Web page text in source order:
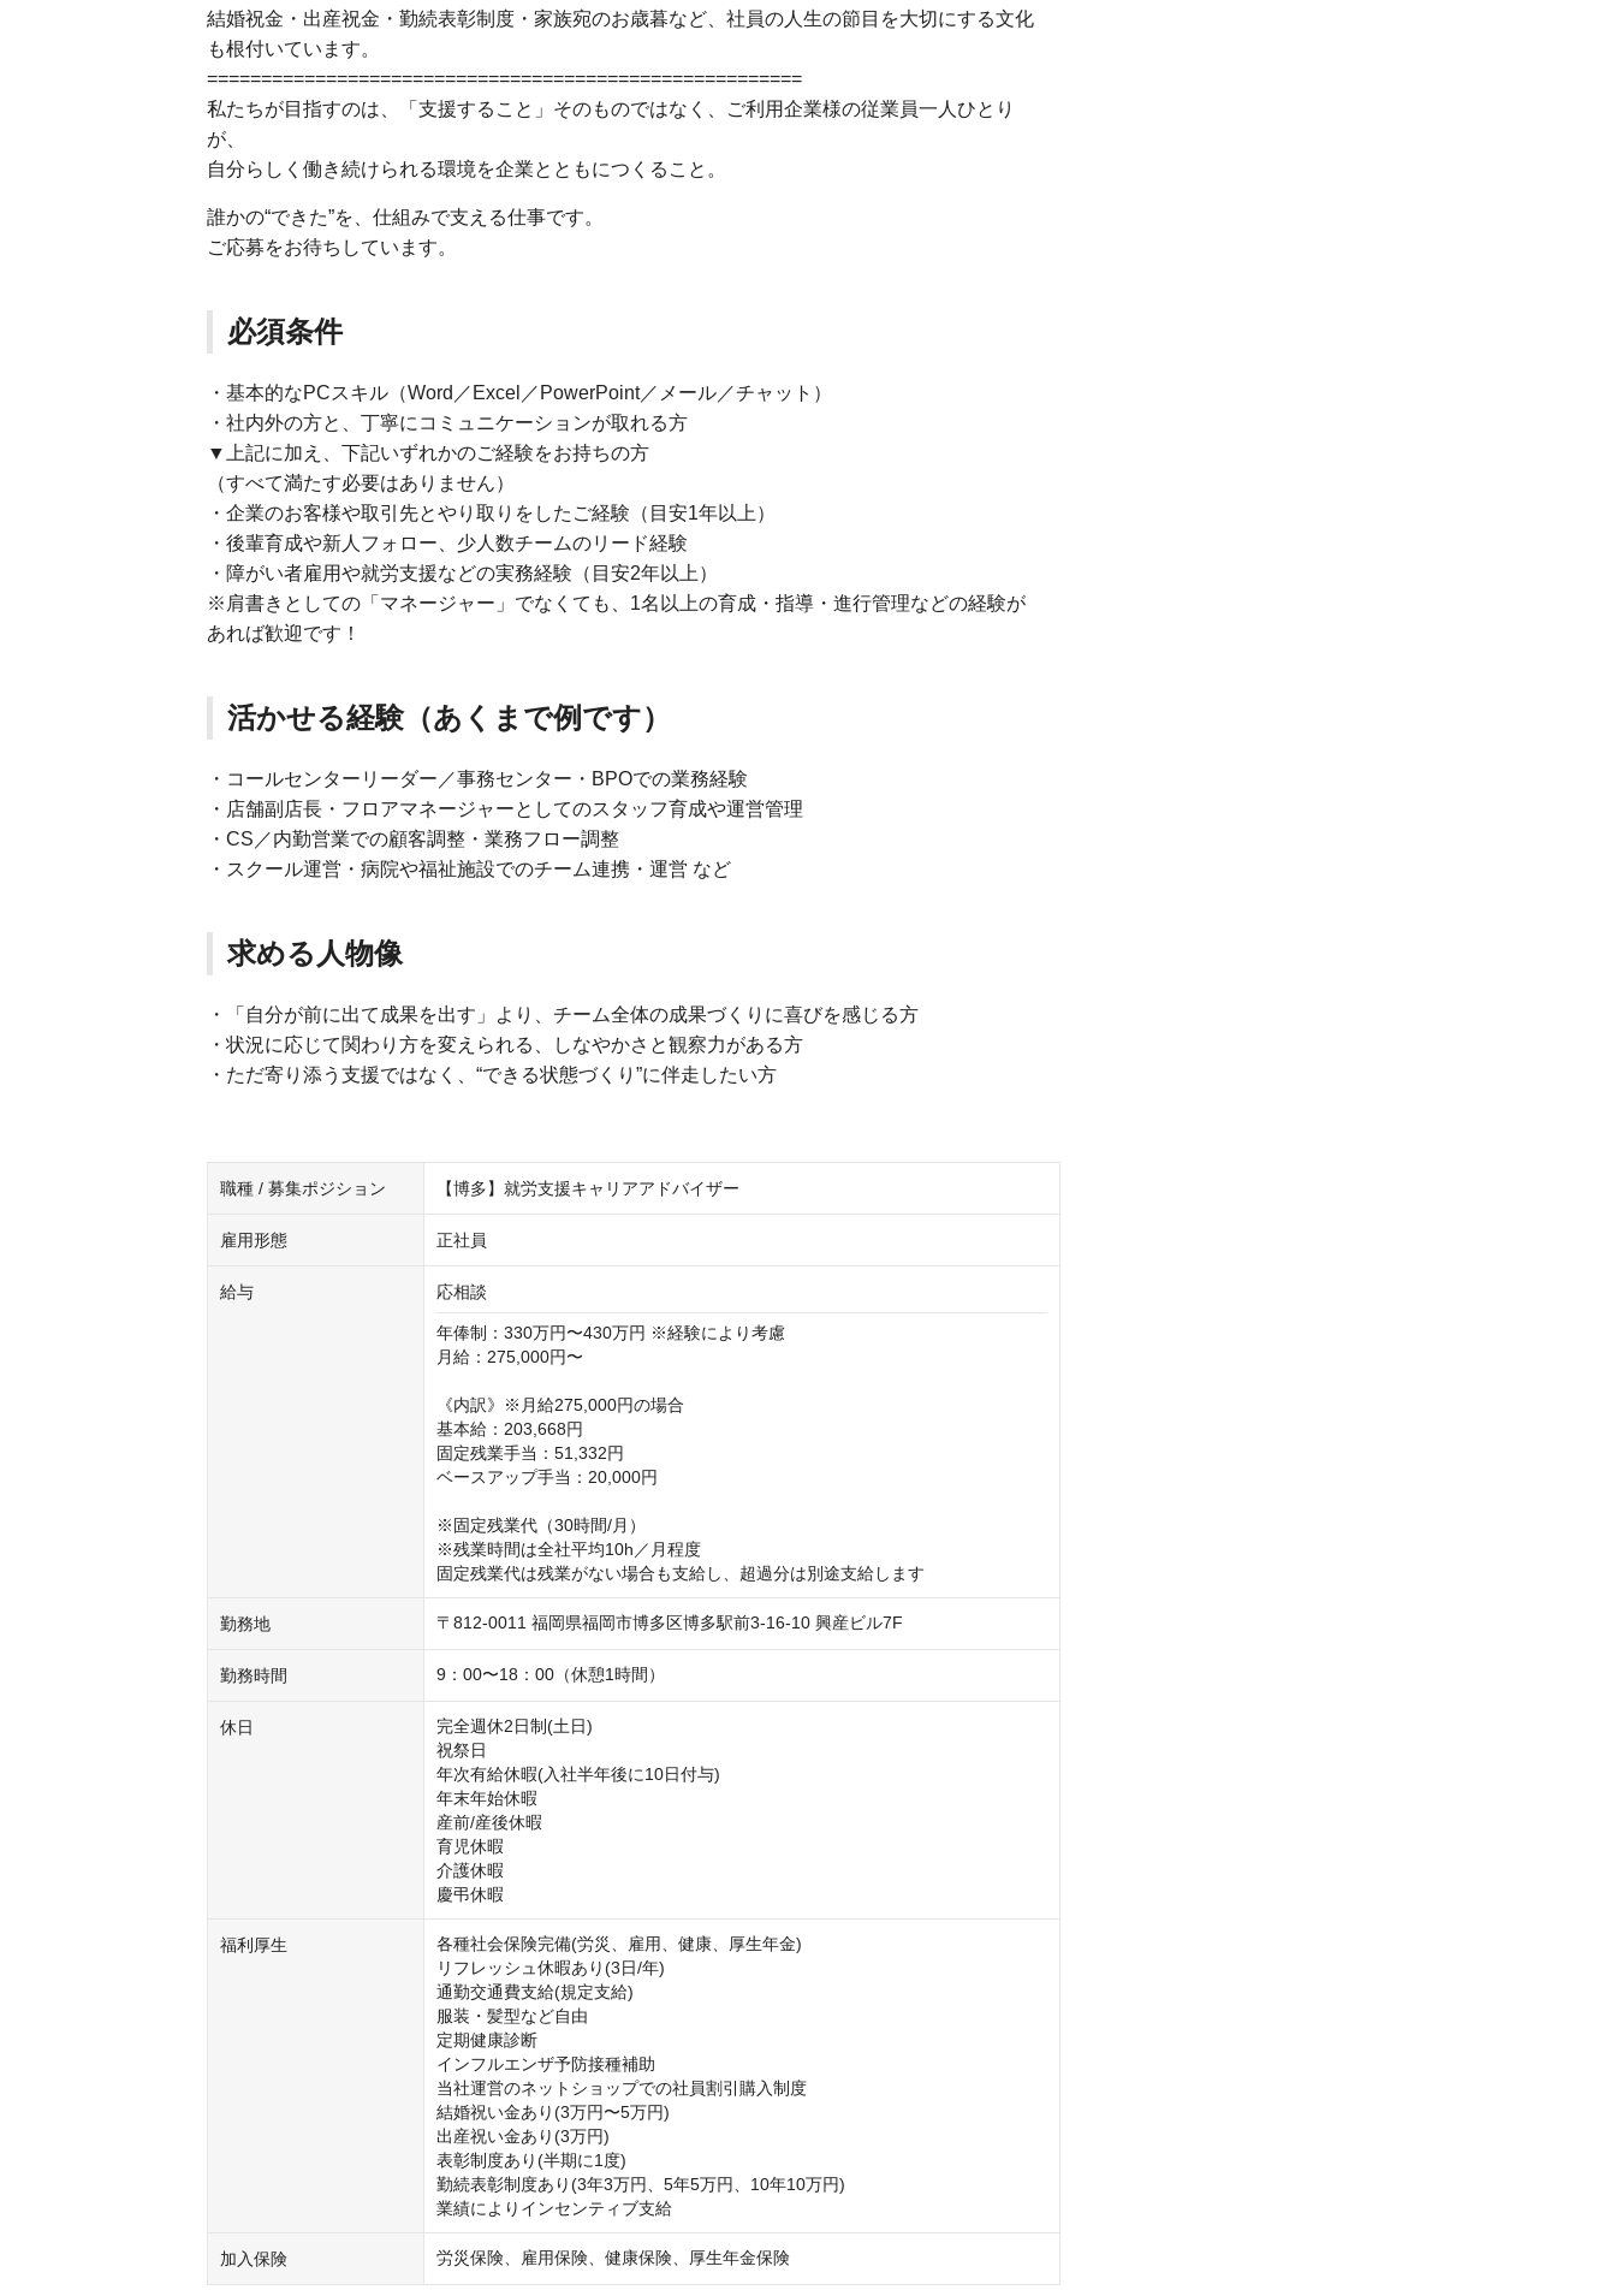
結婚祝金・出産祝金・勤続表彰制度・家族宛のお歳暮など、社員の人生の節目を大切にする文化
も根付いています。
=======================================================
私たちが目指すのは、「支援すること」そのものではなく、ご利用企業様の従業員一人ひとり
が、
自分らしく働き続けられる環境を企業とともにつくること。
誰かの“できた”を、仕組みで支える仕事です。
ご応募をお待ちしています。
必須条件
・基本的なPCスキル（Word／Excel／PowerPoint／メール／チャット）
・社内外の方と、丁寧にコミュニケーションが取れる方
▼上記に加え、下記いずれかのご経験をお持ちの方
（すべて満たす必要はありません）
・企業のお客様や取引先とやり取りをしたご経験（目安1年以上）
・後輩育成や新人フォロー、少人数チームのリード経験
・障がい者雇用や就労支援などの実務経験（目安2年以上）
※肩書きとしての「マネージャー」でなくても、1名以上の育成・指導・進行管理などの経験が
あれば歓迎です！
活かせる経験（あくまで例です）
・コールセンターリーダー／事務センター・BPOでの業務経験
・店舗副店長・フロアマネージャーとしてのスタッフ育成や運営管理
・CS／内勤営業での顧客調整・業務フロー調整
・スクール運営・病院や福祉施設でのチーム連携・運営 など
求める人物像
・「自分が前に出て成果を出す」より、チーム全体の成果づくりに喜びを感じる方
・状況に応じて関わり方を変えられる、しなやかさと観察力がある方
・ただ寄り添う支援ではなく、“できる状態づくり”に伴走したい方
職種 / 募集ポジション 【博多】就労支援キャリアアドバイザー
雇用形態 正社員
給与 応相談
年俸制：330万円〜430万円 ※経験により考慮
月給：275,000円〜
《内訳》※月給275,000円の場合
基本給：203,668円
固定残業手当：51,332円
ベースアップ手当：20,000円
※固定残業代（30時間/月）
※残業時間は全社平均10h／月程度
固定残業代は残業がない場合も支給し、超過分は別途支給します
勤務地 〒812-0011 福岡県福岡市博多区博多駅前3-16-10 興産ビル7F
勤務時間 9：00〜18：00（休憩1時間）
休日
完全週休2日制(土日)
祝祭日
年次有給休暇(入社半年後に10日付与)
年末年始休暇
産前/産後休暇
育児休暇
介護休暇
慶弔休暇
福利厚生
各種社会保険完備(労災、雇用、健康、厚生年金)
リフレッシュ休暇あり(3日/年)
通勤交通費支給(規定支給)
服装・髪型など自由
定期健康診断
インフルエンザ予防接種補助
当社運営のネットショップでの社員割引購入制度
結婚祝い金あり(3万円〜5万円)
出産祝い金あり(3万円)
表彰制度あり(半期に1度)
勤続表彰制度あり(3年3万円、5年5万円、10年10万円)
業績によりインセンティブ支給
加入保険 労災保険、雇用保険、健康保険、厚生年金保険